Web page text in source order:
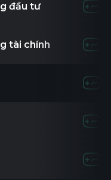
đầu tư --
tài chính -